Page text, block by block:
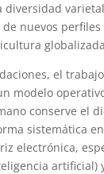
diversidad
nuevos perfiles
el
modelo
conserve el
sistemática
electrónica,
artificial)